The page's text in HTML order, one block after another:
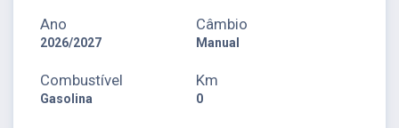
Ano
2026/2027
Câmbio
Manual
Combustível
Gasolina
Km
0